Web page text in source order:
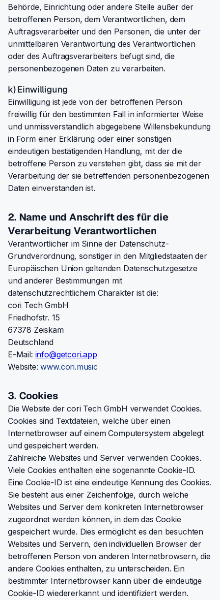
Behörde, Einrichtung oder andere Stelle außer der
betroffenen Person, dem Verantwortlichen, dem
Auftragsverarbeiter und den Personen, die unter der
unmittelbaren Verantwortung des Verantwortlichen
oder des Auftragsverarbeiters befugt sind, die
personenbezogenen Daten zu verarbeiten.
k) Einwilligung
Einwilligung ist jede von der betroffenen Person
freiwillig für den bestimmten Fall in informierter Weise
und unmissverständlich abgegebene Willensbekundung
in Form einer Erklärung oder einer sonstigen
eindeutigen bestätigenden Handlung, mit der die
betroffene Person zu verstehen gibt, dass sie mit der
Verarbeitung der sie betreffenden personenbezogenen
Daten einverstanden ist.
2. Name und Anschrift des für die
Verarbeitung Verantwortlichen
Verantwortlicher im Sinne der Datenschutz-
Grundverordnung, sonstiger in den Mitgliedstaaten der
Europäischen Union geltenden Datenschutzgesetze
und anderer Bestimmungen mit
datenschutzrechtlichem Charakter ist die:
cori Tech GmbH
Friedhofstr. 15
67378 Zeiskam
Deutschland
E-Mail: ppa.irocteg@ofni
Website:www.cori.music
3. Cookies
Die Website der cori Tech GmbH verwendet Cookies.
Cookies sind Textdateien, welche über einen
Internetbrowser auf einem Computersystem abgelegt
und gespeichert werden.
Zahlreiche Websites und Server verwenden Cookies.
Viele Cookies enthalten eine sogenannte Cookie-ID.
Eine Cookie-ID ist eine eindeutige Kennung des Cookies.
Sie besteht aus einer Zeichenfolge, durch welche
Websites und Server dem konkreten Internetbrowser
zugeordnet werden können, in dem das Cookie
gespeichert wurde. Dies ermöglicht es den besuchten
Websites und Servern, den individuellen Browser der
betroffenen Person von anderen Internetbrowsern, die
andere Cookies enthalten, zu unterscheiden. Ein
bestimmter Internetbrowser kann über die eindeutige
Cookie-ID wiedererkannt und identifiziert werden.